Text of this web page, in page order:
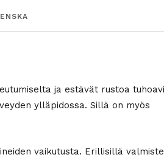
ja estävät rustoa
ylläpidossa. Sillä on myös
vaikutusta. Erillisillä